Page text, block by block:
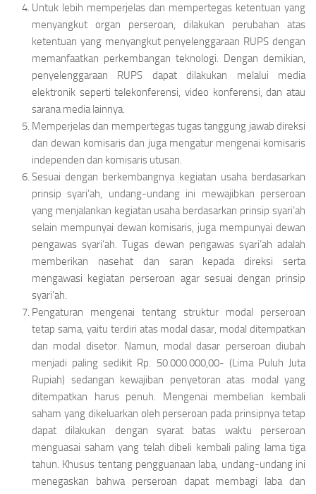
Untuk lebih memperjelas dan mempertegas ketentuan yang
menyangkut organ perseroan, dilakukan perubahan atas
ketentuan yang menyangkut penyelenggaraan RUPS dengan
memanfaatkan perkembangan teknologi. Dengan demikian,
penyelenggaraan RUPS dapat dilakukan melalui media
elektronik seperti telekonferensi, video konferensi, dan atau
sarana media lainnya.
Memperjelas dan mempertegas tugas tanggung jawab direksi
dan dewan komisaris dan juga mengatur mengenai komisaris
independen dan komisaris utusan.
Sesuai dengan berkembangnya kegiatan usaha berdasarkan
prinsip syari’ah, undang-undang ini mewajibkan perseroan
yang menjalankan kegiatan usaha berdasarkan prinsip syari’ah
selain mempunyai dewan komisaris, juga mempunyai dewan
pengawas syari’ah. Tugas dewan pengawas syari’ah adalah
memberikan nasehat dan saran kepada direksi serta
mengawasi kegiatan perseroan agar sesuai dengan prinsip
syari’ah.
Pengaturan mengenai tentang struktur modal perseroan
tetap sama, yaitu terdiri atas modal dasar, modal ditempatkan
dan modal disetor. Namun, modal dasar perseroan diubah
menjadi paling sedikit Rp. 50.000.000,00- (Lima Puluh Juta
Rupiah) sedangan kewajiban penyetoran atas modal yang
ditempatkan harus penuh. Mengenai membelian kembali
saham yang dikeluarkan oleh perseroan pada prinsipnya tetap
dapat dilakukan dengan syarat batas waktu perseroan
menguasai saham yang telah dibeli kembali paling lama tiga
tahun. Khusus tentang pengguanaan laba, undang-undang ini
menegaskan bahwa perseroan dapat membagi laba dan